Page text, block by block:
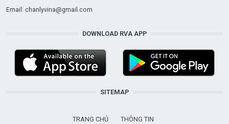
Email: chanlyvina@gmail.com
DOWNLOAD RVA APP
SITEMAP
TRANG CHỦ
THÔNG TIN